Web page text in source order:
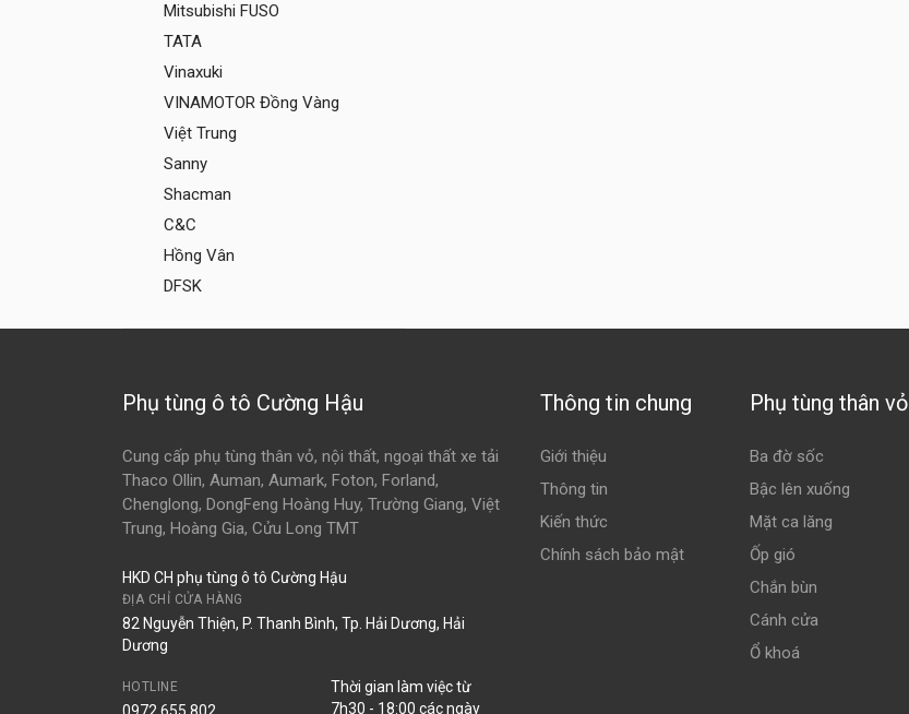
Mitsubishi FUSO
TATA
Vinaxuki
VINAMOTOR Đồng Vàng
Việt Trung
Sanny
Shacman
C&C
Hồng Vân
DFSK
Phụ tùng ô tô Cường Hậu
Cung cấp phụ tùng thân vỏ, nội thất, ngoại thất xe tải
Thaco Ollin, Auman, Aumark, Foton, Forland,
Chenglong, DongFeng Hoàng Huy, Trường Giang, Việt
Trung, Hoàng Gia, Cửu Long TMT
HKD CH phụ tùng ô tô Cường Hậu
ĐỊA CHỈ CỬA HÀNG
82 Nguyễn Thiện, P. Thanh Bình, Tp. Hải Dương, Hải
Dương
HOTLINE
Thời gian làm việc từ
7h30 - 18:00 các ngày
Thông tin chung
Giới thiệu
Thông tin
Kiến thức
Chính sách bảo mật
Phụ tùng thân vỏ
Ba đờ sốc
Bậc lên xuống
Mặt ca lăng
Ốp gió
Chắn bùn
Cánh cửa
Ổ khoá